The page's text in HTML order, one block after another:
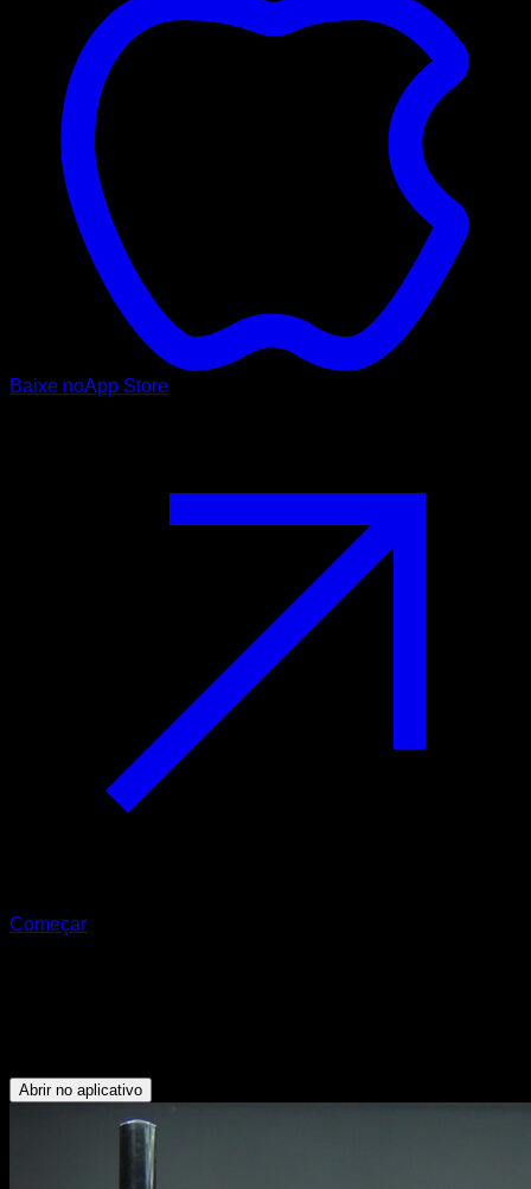
Baixe noApp Store
Começar
Abrir no aplicativo